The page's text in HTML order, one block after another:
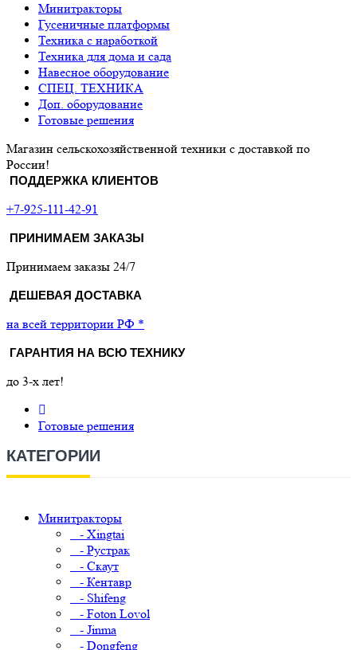
Минитракторы
Гусеничные платформы
Техника с наработкой
Техника для дома и сада
Навесное оборудование
СПЕЦ. ТЕХНИКА
Доп. оборудование
Готовые решения
Магазин сельскохозяйственной техники с доставкой по
России!
ПОДДЕРЖКА КЛИЕНТОВ
+7-925-111-42-91
ПРИНИМАЕМ ЗАКАЗЫ
Принимаем заказы 24/7
ДЕШЕВАЯ ДОСТАВКА
на всей территории РФ *
ГАРАНТИЯ НА ВСЮ ТЕХНИКУ
до 3-х лет!
Готовые решения
КАТЕГОРИИ
Минитракторы
- Xingtai
- Рустрак
- Скаут
- Кентавр
- Shifeng
- Foton Lovol
- Jinma
- Dongfeng